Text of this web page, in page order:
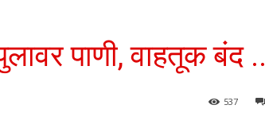
पाणी, वाहतूक बंद ..
537